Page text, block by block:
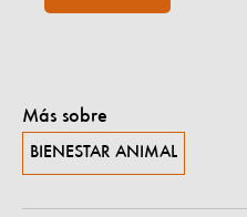
Más sobre
BIENESTAR ANIMAL